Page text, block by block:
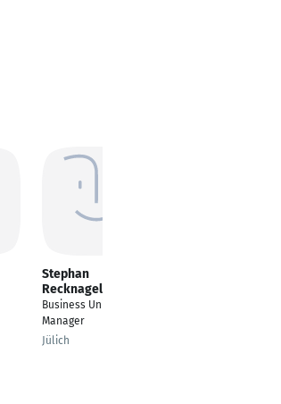
Stephan
Recknagel
Business Unit
Manager
Jülich